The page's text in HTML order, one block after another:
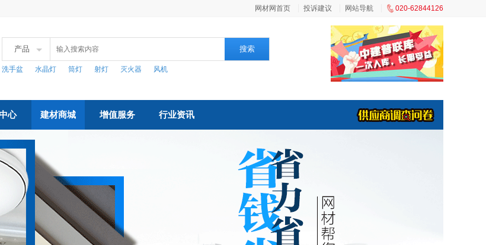
网材网首页 投诉建议 网站导航 020-62844126
产品 搜索
洗手盆 水晶灯 筒灯 射灯 灭火器 风机
心 建材商城 增值服务 行业资讯